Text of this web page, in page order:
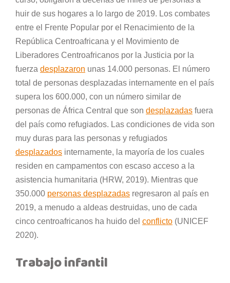
huir de sus hogares a lo largo de 2019. Los combates
entre el Frente Popular por el Renacimiento de la
República Centroafricana y el Movimiento de
Liberadores Centroafricanos por la Justicia por la
fuerza desplazaron unas 14.000 personas. El número
total de personas desplazadas internamente en el país
supera los 600.000, con un número similar de
personas de África Central que son desplazadas fuera
del país como refugiados. Las condiciones de vida son
muy duras para las personas y refugiados
desplazados internamente, la mayoría de los cuales
residen en campamentos con escaso acceso a la
asistencia humanitaria (HRW, 2019). Mientras que
350.000 personas desplazadas regresaron al país en
2019, a menudo a aldeas destruidas, uno de cada
cinco centroafricanos ha huido del conflicto (UNICEF
2020).
Trabajo infantil